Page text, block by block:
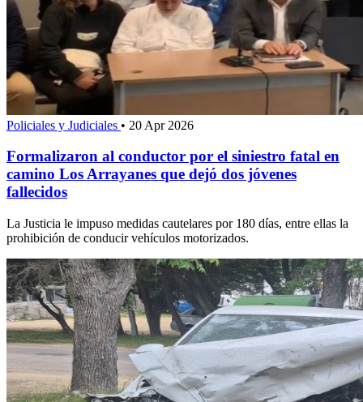
Policiales y Judiciales • 20 Apr 2026
Formalizaron al conductor por el siniestro fatal en
camino Los Arrayanes que dejó dos jóvenes
fallecidos
La Justicia le impuso medidas cautelares por 180 días, entre ellas la
prohibición de conducir vehículos motorizados.